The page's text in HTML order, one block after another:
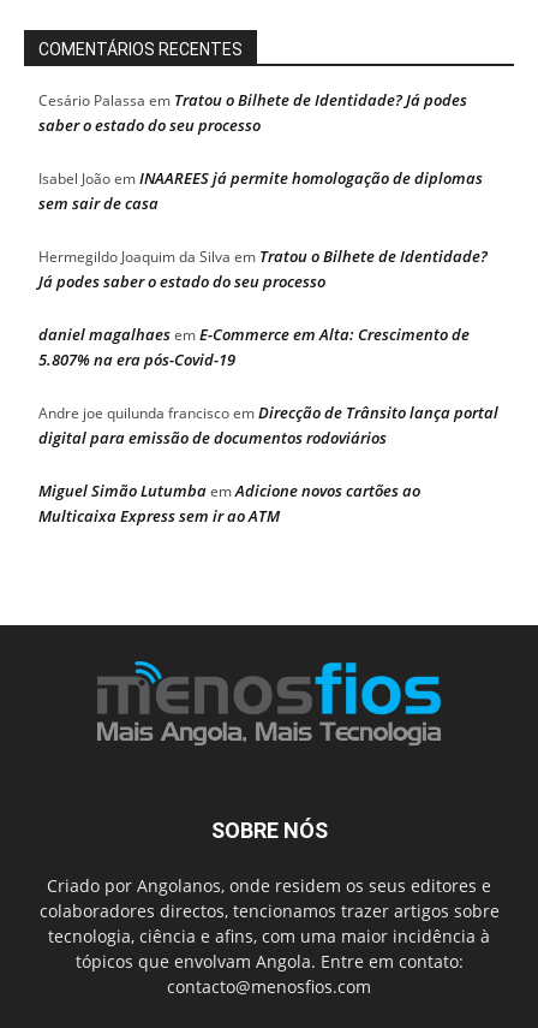
COMENTÁRIOS RECENTES
Cesário Palassa em Tratou o Bilhete de Identidade? Já podes
saber o estado do seu processo
Isabel JoãoemINAAREES já permite homologação de diplomas
sem sair de casa
Hermegildo Joaquim da Silva em Tratou o Bilhete de Identidade?
Já podes saber o estado do seu processo
daniel magalhaesemE-Commerce em Alta: Crescimento de
5.807% na era pós-Covid-19
Andre joe quilunda franciscoemDirecção de Trânsito lança portal
digital para emissão de documentos rodoviários
Miguel Simão LutumbaemAdicione novos cartões ao
Multicaixa Express sem ir ao ATM
SOBRE NÓS
Criado por Angolanos, onde residem os seus editores e
colaboradores directos, tencionamos trazer artigos sobre
tecnologia, ciência e afins, com uma maior incidência à
tópicos que envolvam Angola. Entre em contato:
contacto@menosfios.com